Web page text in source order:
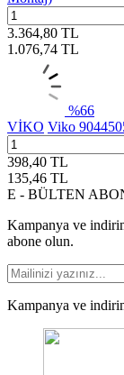
3.364,80 TL
1.076,74 TL
%66
VİKO Viko
398,40 TL
135,46 TL
E - BÜLTEN
Kampanya ve
abone olun.
Kampanya ve